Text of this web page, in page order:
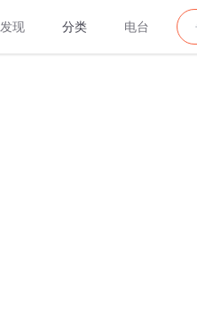
发现 分类 电台